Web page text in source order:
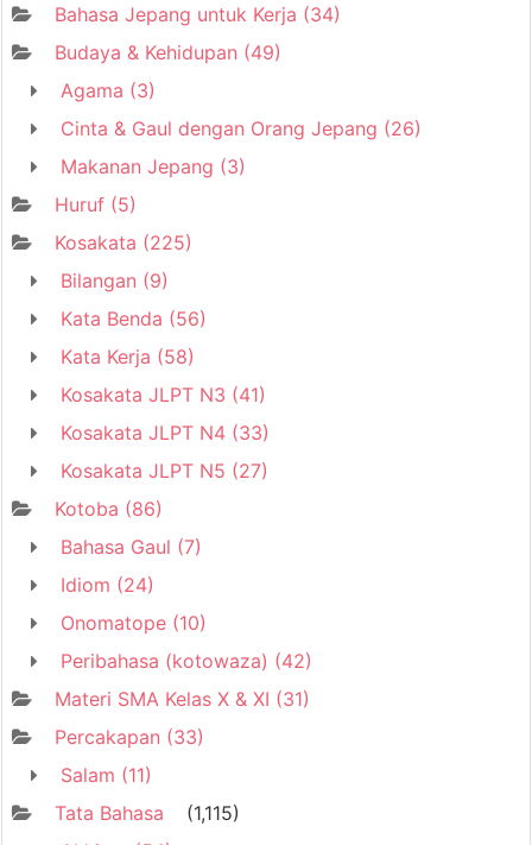
Bahasa Jepang untuk Kerja (34)
Budaya & Kehidupan (49)
Agama (3)
Cinta & Gaul dengan Orang Jepang (26)
Makanan Jepang (3)
Huruf (5)
Kosakata (225)
Bilangan (9)
Kata Benda (56)
Kata Kerja (58)
Kosakata JLPT N3 (41)
Kosakata JLPT N4 (33)
Kosakata JLPT N5 (27)
Kotoba (86)
Bahasa Gaul (7)
Idiom (24)
Onomatope (10)
Peribahasa (kotowaza) (42)
Materi SMA Kelas X & XI (31)
Percakapan (33)
Salam (11)
Tata Bahasa
(1,115)